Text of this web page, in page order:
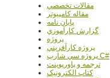
مقالات تخصصي
مقاله کامپیوتر
پایان نامه
گزارش کارآموزي
پروژه
پروژه کارآفريني
پروژه سي شارپ C#
ترجمه و پاورپوينت
کتاب الکترونيک